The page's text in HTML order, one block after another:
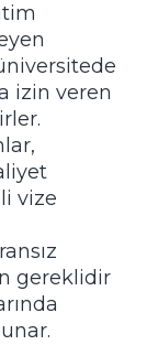
izin veren
vize
gereklidir